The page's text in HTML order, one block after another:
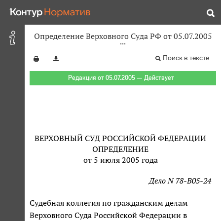
Определение Верховного Суда РФ от 05.07.2005
Поиск в тексте
Редакция от 05.07.2005 — Действует
ВЕРХОВНЫЙ СУД РОССИЙСКОЙ ФЕДЕРАЦИИ
ОПРЕДЕЛЕНИЕ
от 5 июля 2005 года
Дело N 78-В05-24
Судебная коллегия по гражданским делам
Верховного Суда Российской Федерации в